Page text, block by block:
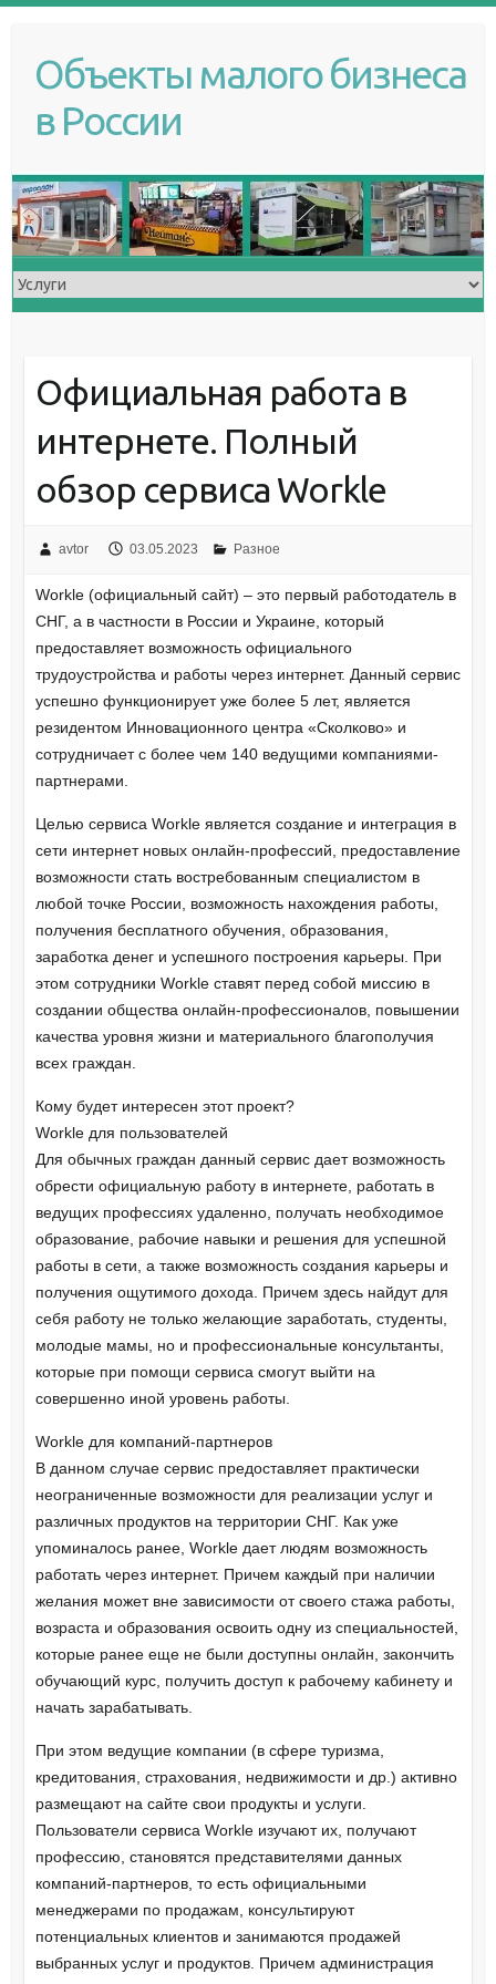
Объекты малого бизнеса
в России
Официальная работа в
интернете. Полный
обзор сервиса Workle
avtor 03.05.2023 Разное
Workle (официальный сайт) – это первый работодатель в
СНГ, а в частности в России и Украине, который
предоставляет возможность официального
трудоустройства и работы через интернет. Данный сервис
успешно функционирует уже более 5 лет, является
резидентом Инновационного центра «Сколково» и
сотрудничает с более чем 140 ведущими компаниями-
партнерами.
Целью сервиса Workle является создание и интеграция в
сети интернет новых онлайн-профессий, предоставление
возможности стать востребованным специалистом в
любой точке России, возможность нахождения работы,
получения бесплатного обучения, образования,
заработка денег и успешного построения карьеры. При
этом сотрудники Workle ставят перед собой миссию в
создании общества онлайн-профессионалов, повышении
качества уровня жизни и материального благополучия
всех граждан.
Кому будет интересен этот проект?
Workle для пользователей
Для обычных граждан данный сервис дает возможность
обрести официальную работу в интернете, работать в
ведущих профессиях удаленно, получать необходимое
образование, рабочие навыки и решения для успешной
работы в сети, а также возможность создания карьеры и
получения ощутимого дохода. Причем здесь найдут для
себя работу не только желающие заработать, студенты,
молодые мамы, но и профессиональные консультанты,
которые при помощи сервиса смогут выйти на
совершенно иной уровень работы.
Workle для компаний-партнеров
В данном случае сервис предоставляет практически
неограниченные возможности для реализации услуг и
различных продуктов на территории СНГ. Как уже
упоминалось ранее, Workle дает людям возможность
работать через интернет. Причем каждый при наличии
желания может вне зависимости от своего стажа работы,
возраста и образования освоить одну из специальностей,
которые ранее еще не были доступны онлайн, закончить
обучающий курс, получить доступ к рабочему кабинету и
начать зарабатывать.
При этом ведущие компании (в сфере туризма,
кредитования, страхования, недвижимости и др.) активно
размещают на сайте свои продукты и услуги.
Пользователи сервиса Workle изучают их, получают
профессию, становятся представителями данных
компаний-партнеров, то есть официальными
менеджерами по продажам, консультируют
потенциальных клиентов и занимаются продажей
выбранных услуг и продуктов. Причем администрация